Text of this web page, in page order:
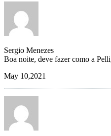
Sergio Menezes
Boa noite, deve fazer como a
May 10,2021